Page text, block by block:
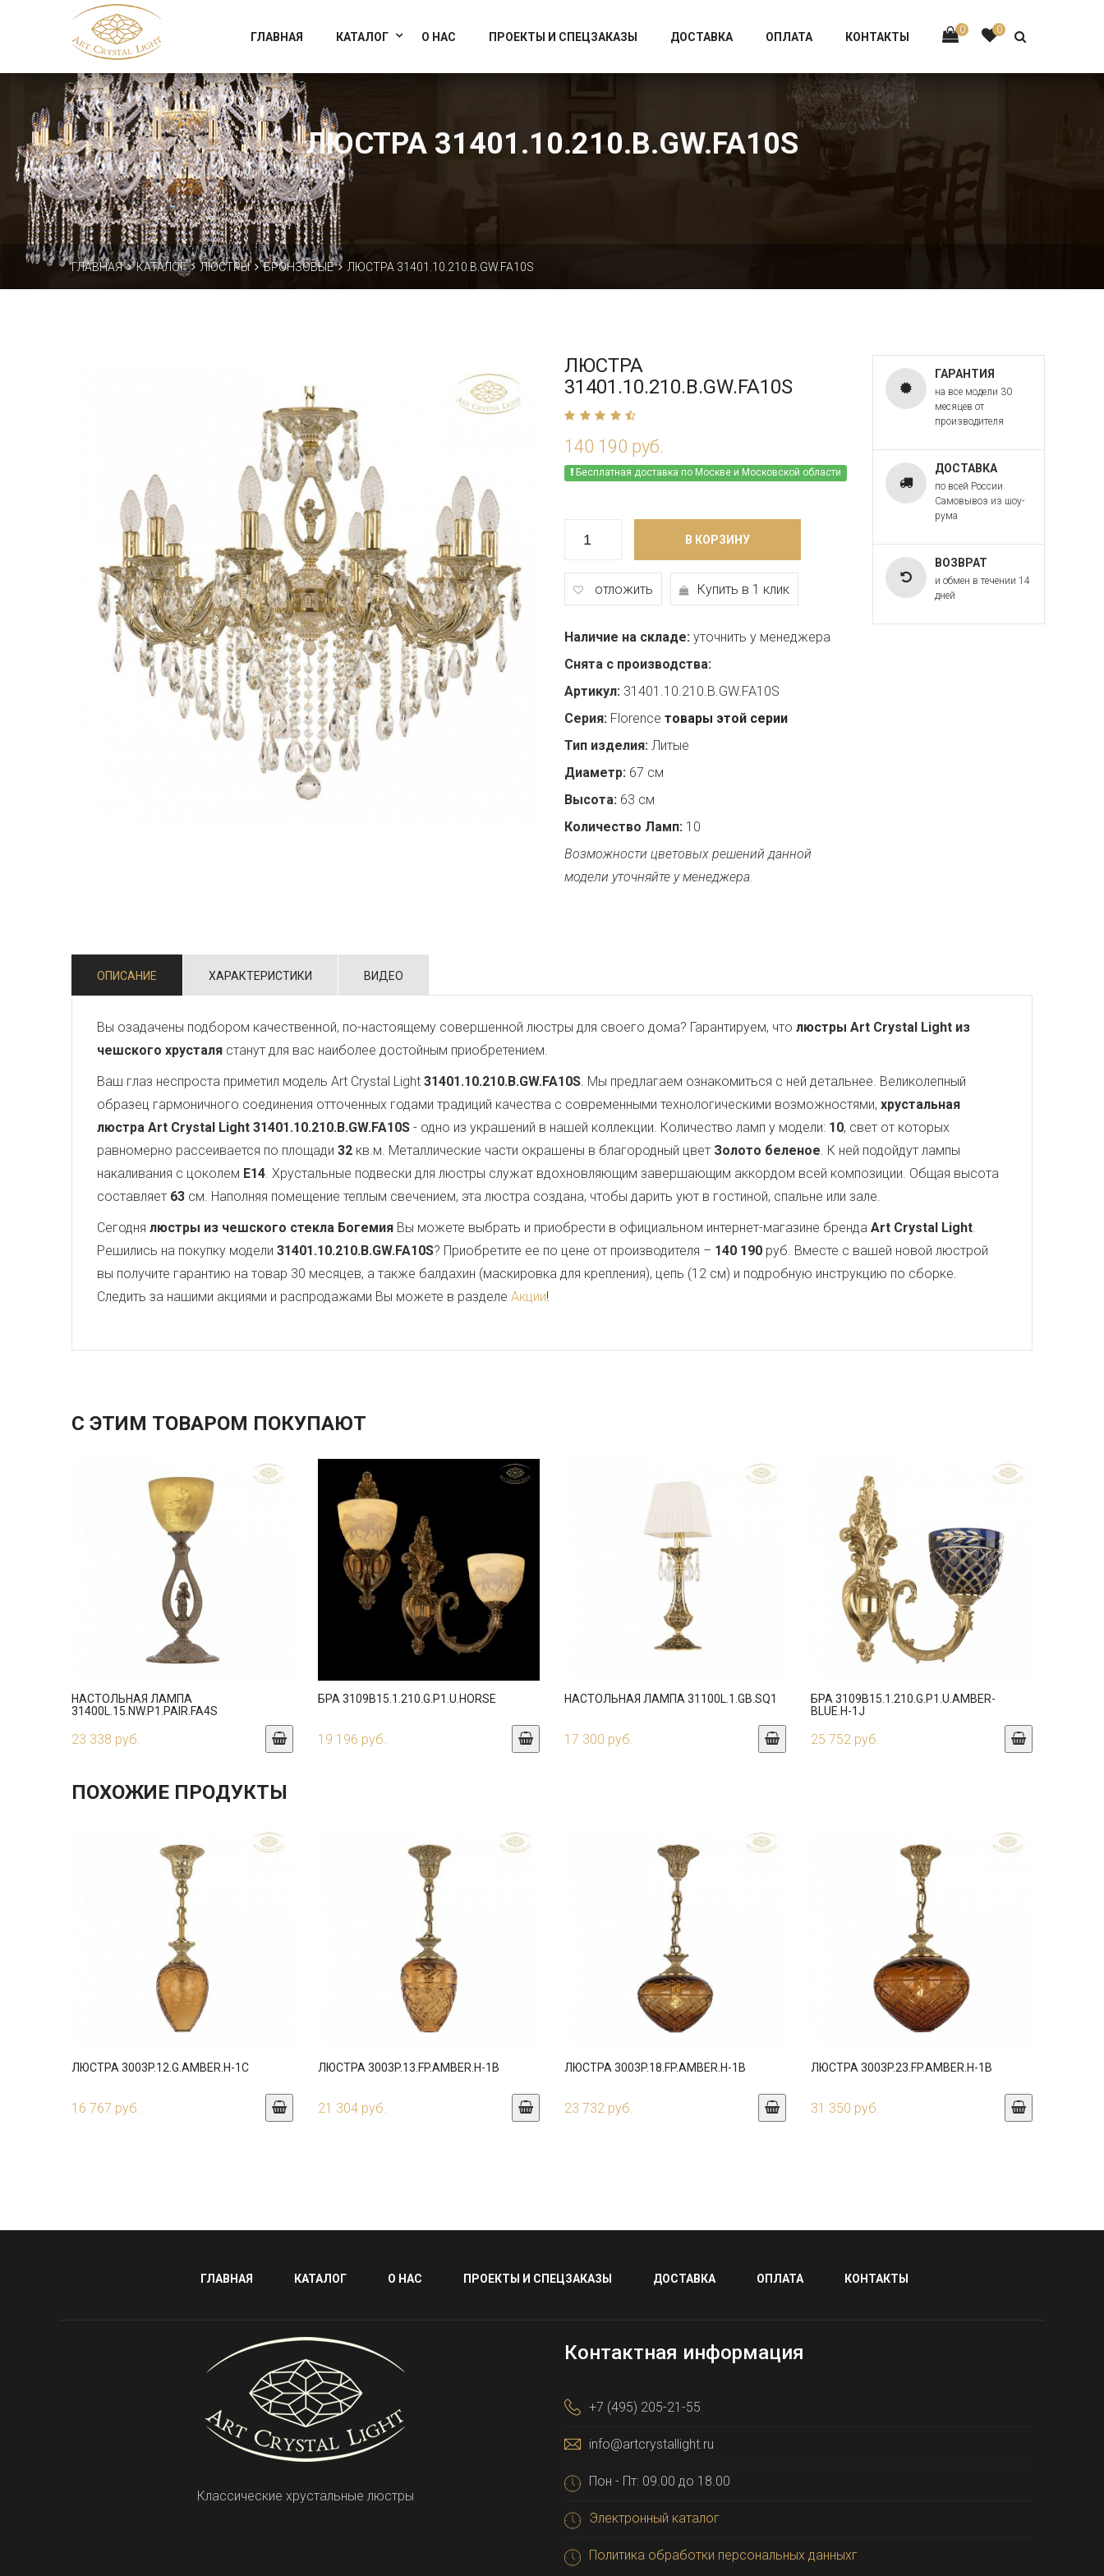
Официальный магазин фабрики Art Crystal Light
0 0
ГЛАВНАЯ КАТАЛОГ О НАС ПРОЕКТЫ И СПЕЦЗАКАЗЫ ДОСТАВКА ОПЛАТА КОНТАКТЫ
ЛЮСТРА 31401.10.210.B.GW.FA10S
ГЛАВНАЯ КАТАЛОГ ЛЮСТРЫ БРОНЗОВЫЕ ЛЮСТРА 31401.10.210.B.GW.FA10S
ЛЮСТРА
31401.10.210.B.GW.FA10S
140 190 руб.
Бесплатная доставка по Москве и Московской области
В КОРЗИНУ
отложить Купить в 1 клик
Наличие на складе: уточнить у менеджера
Снята с производства:
Артикул: 31401.10.210.B.GW.FA10S
Серия: Florence товары этой серии
Тип изделия: Литые
Диаметр: 67 см
Высота: 63 см
Количество Ламп: 10
Возможности цветовых решений данной
модели уточняйте у менеджера.
ГАРАНТИЯ
на все модели 30
месяцев от
производителя
ДОСТАВКА
по всей России.
Самовывоз из шоу-
рума
ВОЗВРАТ
и обмен в течении 14
дней
ОПИСАНИЕ ХАРАКТЕРИСТИКИ ВИДЕО
Вы озадачены подбором качественной, по-настоящему совершенной люстры для своего дома? Гарантируем, что люстры Art Crystal Light из
чешского хрусталя станут для вас наиболее достойным приобретением.
Ваш глаз неспроста приметил модель Art Crystal Light 31401.10.210.B.GW.FA10S. Мы предлагаем ознакомиться с ней детальнее. Великолепный
образец гармоничного соединения отточенных годами традиций качества с современными технологическими возможностями, хрустальная
люстра Art Crystal Light 31401.10.210.B.GW.FA10S - одно из украшений в нашей коллекции. Количество ламп у модели: 10, свет от которых
равномерно рассеивается по площади 32 кв.м. Металлические части окрашены в благородный цвет Золото беленое. К ней подойдут лампы
накаливания с цоколем E14. Хрустальные подвески для люстры служат вдохновляющим завершающим аккордом всей композиции. Общая высота
составляет 63 см. Наполняя помещение теплым свечением, эта люстра создана, чтобы дарить уют в гостиной, спальне или зале.
Сегодня люстры из чешского стекла Богемия Вы можете выбрать и приобрести в официальном интернет-магазине бренда Art Crystal Light.
Решились на покупку модели 31401.10.210.B.GW.FA10S? Приобретите ее по цене от производителя – 140 190 руб. Вместе с вашей новой люстрой
вы получите гарантию на товар 30 месяцев, а также балдахин (маскировка для крепления), цепь (12 см) и подробную инструкцию по сборке.
Следить за нашими акциями и распродажами Вы можете в разделе Акции!
С ЭТИМ ТОВАРОМ ПОКУПАЮТ
НАСТОЛЬНАЯ ЛАМПА
31400L.15.NW.P1.PAIR.FA4S
23 338 руб.
БРА 3109B15.1.210.G.P1.U.HORSE
19 196 руб.
НАСТОЛЬНАЯ ЛАМПА 31100L.1.GB.SQ1
17 300 руб.
БРА 3109B15.1.210.G.P1.U.AMBER-
BLUE.H-1J
25 752 руб.
ПОХОЖИЕ ПРОДУКТЫ
ЛЮСТРА 3003P.12.G.AMBER.H-1C
16 767 руб.
ЛЮСТРА 3003P.13.FP.AMBER.H-1B
21 304 руб.
ЛЮСТРА 3003P.18.FP.AMBER.H-1B
23 732 руб.
ЛЮСТРА 3003P.23.FP.AMBER.H-1B
31 350 руб.
ГЛАВНАЯ КАТАЛОГ О НАС ПРОЕКТЫ И СПЕЦЗАКАЗЫ ДОСТАВКА ОПЛАТА КОНТАКТЫ
Классические хрустальные люстры
Контактная информация
+7 (495) 205-21-55
info@artcrystallight.ru
Пон - Пт: 09.00 до 18.00
Электронный каталог
Политика обработки персональных данныхг